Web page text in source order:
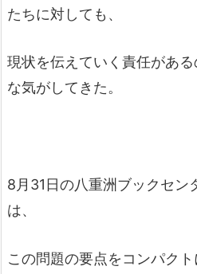
たちに対しても、
現状を伝えていく責任があ
な気がしてきた。
8月31日の八重洲ブックセン
は、
この問題の要点をコンパク